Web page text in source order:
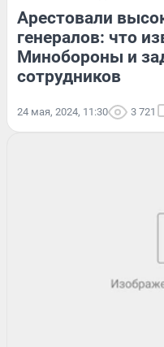
Арестовали
генералов: что
Минобороны и
сотрудников
24 мая, 2024, 11:30 3 721